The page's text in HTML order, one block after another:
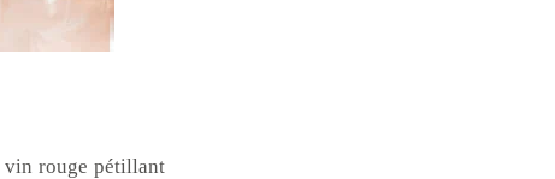
vin rouge pétillant